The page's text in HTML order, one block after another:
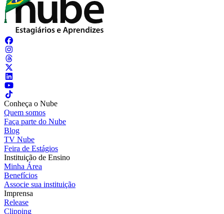
Conheça o Nube
Quem somos
Faça parte do Nube
Blog
TV Nube
Feira de Estágios
Instituição de Ensino
Minha Área
Benefícios
Associe sua instituição
Imprensa
Release
Clipping